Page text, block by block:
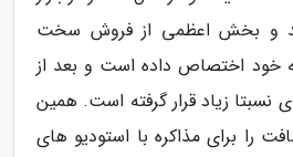
و بخش اعظمی از فروش سخت
به خود اختصاص داده است و بعد از
نسبتا زیاد قرار گرفته است. همین
را برای مذاکره با استودیو های